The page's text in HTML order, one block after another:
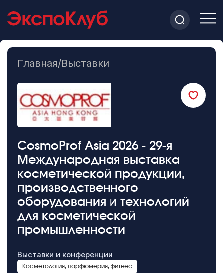
Главная/Выставки
CosmoProf Asia 2026 - 29-я
Международная выставка
косметической продукции,
производственного
оборудования и технологий
для косметической
промышленности
Выставки и конференции
Косметология, парфюмерия, фитнес